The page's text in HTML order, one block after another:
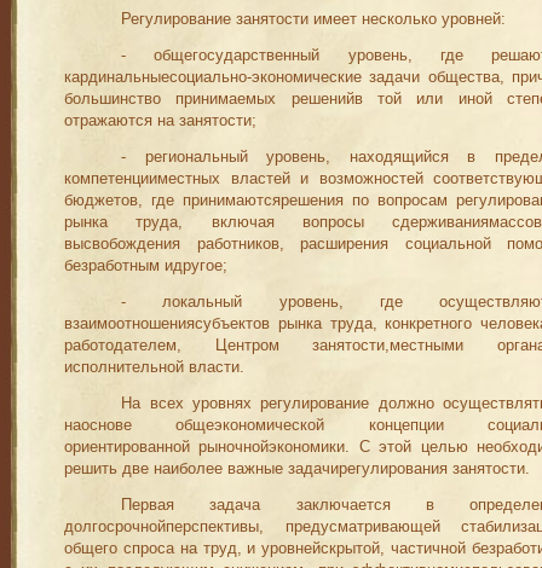
Регулирование занятости имеет несколько уровней:
- общегосударственный уровень, где
кардинальныесоциально-экономические задачи общества,
большинство принимаемых решенийв той или иной
отражаются на занятости;
- региональный уровень, находящийся в
компетенцииместных властей и возможностей
бюджетов, где принимаютсярешения по вопросам
рынка труда, включая вопросы
высвобождения работников, расшире­ния социальной
безработным идругое;
- локальный уровень, где
взаимоотношениясубъектов рынка труда, конкретного
работодателем, Центром занятости,местными
исполнительной власти.
На всех уровнях регулирование должно
наоснове общеэкономической концепции
ориентированной рыночнойэкономики. С этой целью
решить две наиболее важные задачирегулирования занятости.
Первая задача заключается в
долгосрочнойперспек­тивы, предусматривающей
общего спроса на труд, и уров­нейскрытой, частичной